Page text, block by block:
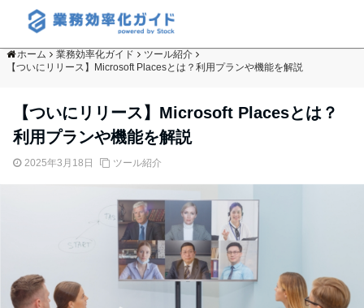
ホーム 業務効率化ガイド
ツール紹介
【ついにリリース】Microsoft Placesとは？利用プランや機能を解説
【ついにリリース】Microsoft Placesとは？
利用プランや機能を解説
2025年3月18日 ツール紹介